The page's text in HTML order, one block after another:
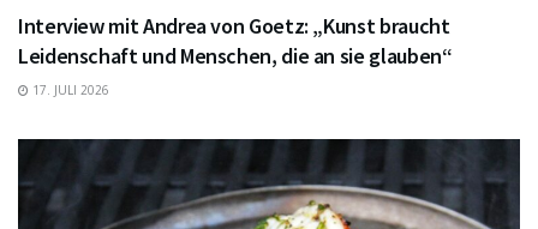
Interview mit Andrea von Goetz: „Kunst braucht
Leidenschaft und Menschen, die an sie glauben“
17. JULI 2026